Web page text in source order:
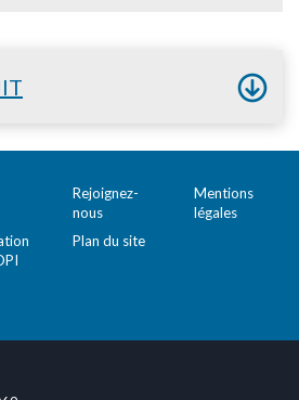
Rejoignez-
nous
Mentions
légales
Plan du site